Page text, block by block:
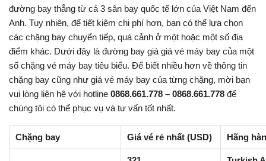
đường bay thẳng từ cả 3 sân bay quốc tế lớn của Việt Nam đến
Anh. Tuy nhiên, để tiết kiệm chi phí hơn, bạn có thể lựa chọn
các chặng bay chuyển tiếp, quá cảnh ở một hoặc một số địa
điểm khác. Dưới đây là đường bay giá giá vé máy bay của một
số chặng vé máy bay tiêu biểu. Để biết nhiều hơn về thông tin
chặng bay cũng như giá vé máy bay của từng chặng, mời bạn
vui lòng liên hệ với hotline 0868.661.778 – 0868.661.778 để
chúng tôi có thể phục vụ và tư vấn tốt nhất.
Chặng bay Giá vé rẻ nhất (USD) Hãng